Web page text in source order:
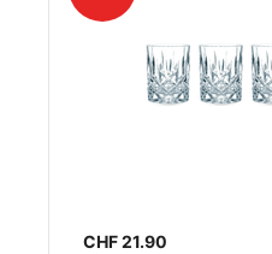
CHF 21.90